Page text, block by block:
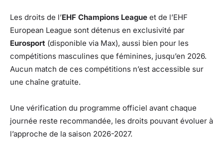
Les droits de l’EHF Champions League et de l’EHF
European League sont détenus en exclusivité par
Eurosport (disponible via Max), aussi bien pour les
compétitions masculines que féminines, jusqu’en 2026.
Aucun match de ces compétitions n’est accessible sur
une chaîne gratuite.
Une vérification du programme officiel avant chaque
journée reste recommandée, les droits pouvant évoluer à
l’approche de la saison 2026-2027.